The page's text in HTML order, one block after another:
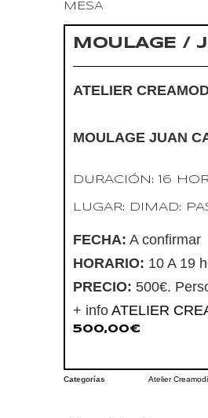
MESA
MOULAGE /
ATELIER
MOULAGE JUAN
DURACIÓN: 16
LUGAR: DIMAD:
FECHA: A confirmar
HORARIO: 10 A 19
PRECIO: 500€.
+ info ATELIER
500,00€
Categorías Atelier